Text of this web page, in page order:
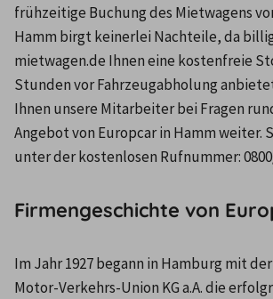
frühzeitige Buchung des Mietwagens
Hamm birgt keinerlei Nachteile, da
mietwagen.de Ihnen eine kostenfreie
Stunden vor Fahrzeugabholung
Ihnen unsere Mitarbeiter bei Fragen
Angebot von Europcar in Hamm weiter.
unter der kostenlosen Rufnummer: 0800/
Firmengeschichte von
Im Jahr 1927 begann in Hamburg mit
Motor-Verkehrs-Union KG a.A. die